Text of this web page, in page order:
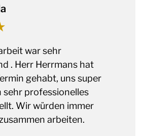
war sehr
. Herr Herrmans hat
gehabt, uns super
sehr professionelles
Wir würden immer
arbeiten.